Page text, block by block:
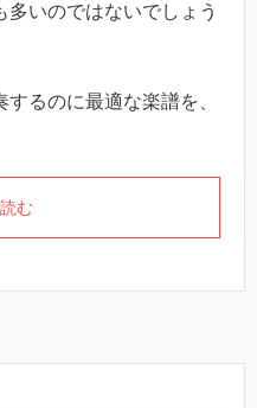
いのではないでしょう
るのに最適な楽譜を、
む